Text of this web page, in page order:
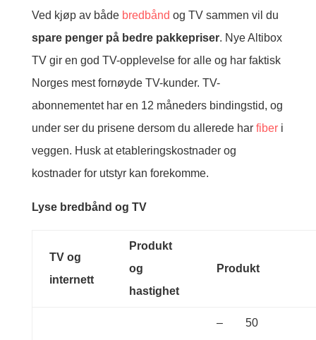
Ved kjøp av både bredbånd og TV sammen vil du
spare penger på bedre pakkepriser. Nye Altibox
TV gir en god TV-opplevelse for alle og har faktisk
Norges mest fornøyde TV-kunder. TV-
abonnementet har en 12 måneders bindingstid, og
under ser du prisene dersom du allerede har fiberi
veggen. Husk at etableringskostnader og
kostnader for utstyr kan forekomme.
Lyse bredbånd og TV
TV og
internett
Produkt
og
hastighet
Produkt
– 50